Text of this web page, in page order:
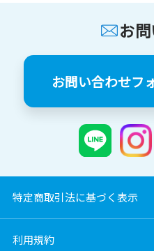
お
お問い合わせフ
特定商取引法に基づく表示
利用規約